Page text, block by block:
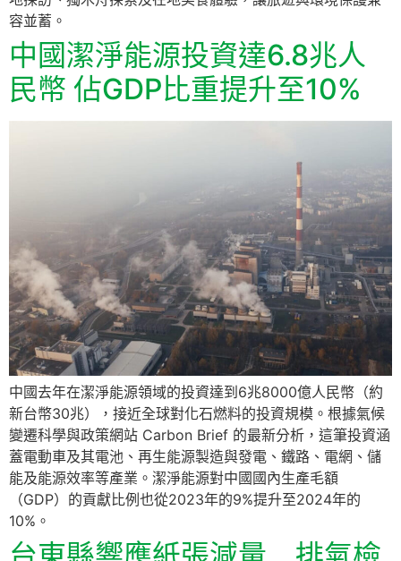
容並蓄。
中國潔淨能源投資達6.8兆人
民幣 佔GDP比重提升至10%
中國去年在潔淨能源領域的投資達到6兆8000億人民幣（約
新台幣30兆），接近全球對化石燃料的投資規模。根據氣候
變遷科學與政策網站 Carbon Brief 的最新分析，這筆投資涵
蓋電動車及其電池、再生能源製造與發電、鐵路、電網、儲
能及能源效率等產業。潔淨能源對中國國內生產毛額
（GDP）的貢獻比例也從2023年的9%提升至2024年的
10%。